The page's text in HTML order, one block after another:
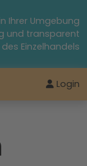
Ihrer Umgebung
und transparent
Einzelhandels
Login